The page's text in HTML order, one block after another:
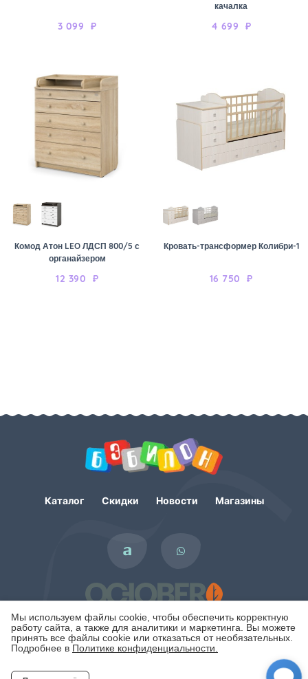
Мы используем файлы cookie, чтобы обеспечить корректную
работу сайта, а также для аналитики и маркетинга. Вы можете
принять все файлы cookie или отказаться от необязательных.
Подробнее в Политике конфиденциальности.
3 099 ₽
качалка
4 699 ₽
Комод Атон LEO ЛДСП 800/5 с
органайзером
12 390 ₽
Кровать-трансформер Колибри-1
16 750 ₽
Каталог Скидки Новости Магазины
Политика конфиденциальности